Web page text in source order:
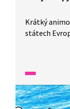
Krátký
státech